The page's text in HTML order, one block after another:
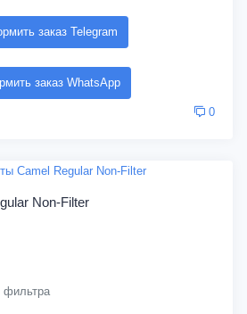
заказ Telegram
заказ WhatsApp
0
Non-Filter
фильтра